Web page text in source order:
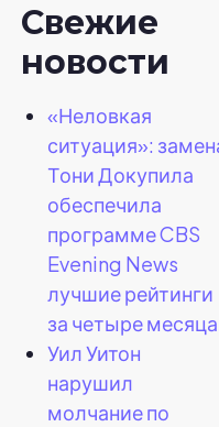
Свежие
новости
«Неловкая
ситуация»:
Тони Докупила
обеспечила
программе CBS
Evening News
лучшие рейтинги
за четыре
Уил Уитон
нарушил
молчание по